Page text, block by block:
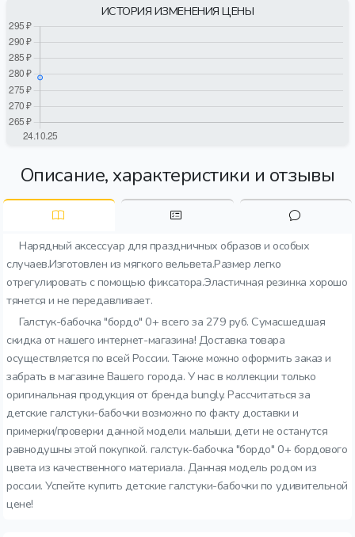
ИСТОРИЯ ИЗМЕНЕНИЯ ЦЕНЫ
Описание, характеристики и отзывы
Нарядный аксессуар для праздничных образов и особых
случаев.Изготовлен из мягкого вельвета.Размер легко
отрегулировать с помощью фиксатора.Эластичная резинка хорошо
тянется и не передавливает.
Галстук-бабочка "бордо" 0+ всего за 279 руб. Сумасшедшая
скидка от нашего интернет-магазина! Доставка товара
осуществляется по всей России. Также можно оформить заказ и
забрать в магазине Вашего города. У нас в коллекции только
оригинальная продукция от бренда bungly. Рассчитаться за
детские галстуки-бабочки возможно по факту доставки и
примерки/проверки данной модели. малыши, дети не останутся
равнодушны этой покупкой. галстук-бабочка "бордо" 0+ бордового
цвета из качественного материала. Данная модель родом из
россии. Успейте купить детские галстуки-бабочки по удивительной
цене!